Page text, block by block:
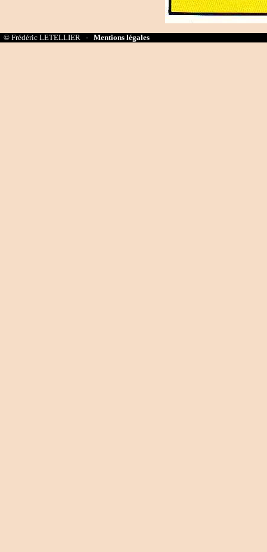
© Frédéric LETELLIER - Mentions légales